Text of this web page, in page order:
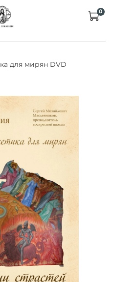
0
для мирян DVD